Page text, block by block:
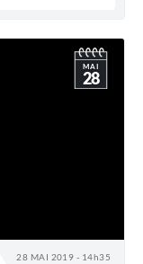
28 MAI 2019 - 14h35
MAI
28